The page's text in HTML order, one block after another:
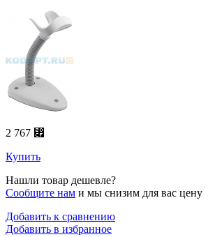
2 767 ⃏
Купить
Нашли товар дешевле?
Сообщите нам и мы снизим для вас цену
Добавить к сравнению
Добавить в избранное